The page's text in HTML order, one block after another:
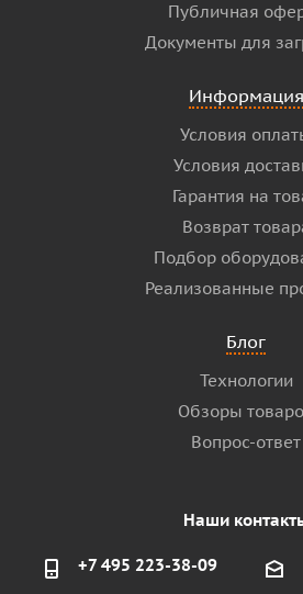
Публичная
Документы для
Информация
Условия
Условия
Гарантия на
Возврат
Подбор
Реализованные
Блог
Технологии
Обзоры
Вопрос-ответ
Наши
+7 495 223-38-09